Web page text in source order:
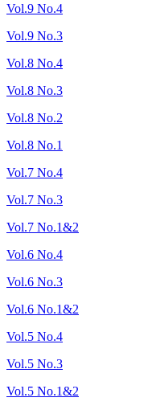
Vol.9 No.4
Vol.9 No.3
Vol.8 No.4
Vol.8 No.3
Vol.8 No.2
Vol.8 No.1
Vol.7 No.4
Vol.7 No.3
Vol.7 No.1&2
Vol.6 No.4
Vol.6 No.3
Vol.6 No.1&2
Vol.5 No.4
Vol.5 No.3
Vol.5 No.1&2